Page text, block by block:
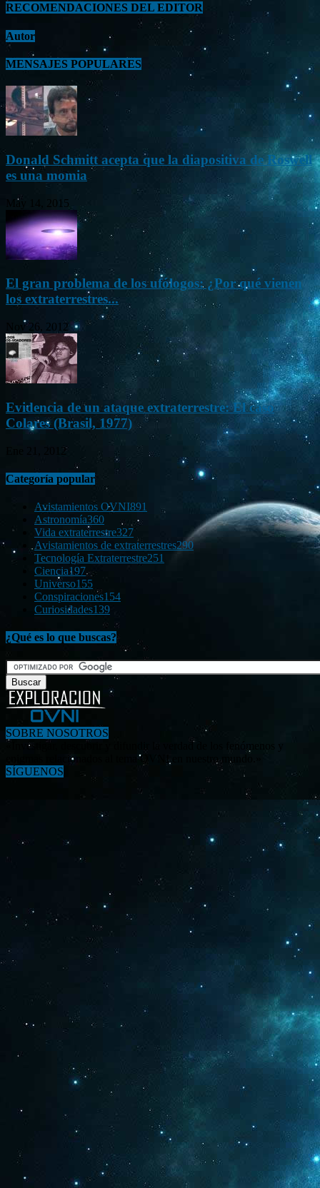
RECOMENDACIONES DEL EDITOR
Autor
MENSAJES POPULARES
Donald Schmitt acepta que la diapositiva de Roswell
es una momia
May 14, 2015
El gran problema de los ufólogos: ¿Por qué vienen
los extraterrestres...
Nov 26, 2012
Evidencia de un ataque extraterrestre: El caso
Colares (Brasil, 1977)
Ene 21, 2012
Categoría popular
Avistamientos OVNI891
Astronomía360
Vida extraterrestre327
Avistamientos de extraterrestres290
Tecnología Extraterrestre251
Ciencia197
Universo155
Conspiraciones154
Curiosidades139
¿Qué es lo que buscas?
SOBRE NOSOTROS
«Investigar, descubrir y difundir la verdad de los fenómenos y
enigmas relacionados al tema OVNI en nuestro mundo.»
SÍGUENOS